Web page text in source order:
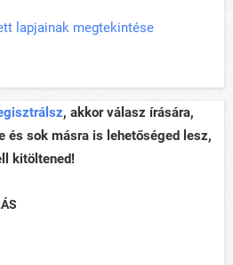
lapjainak megtekintése
, akkor válasz írására,
és sok másra is lehetőséged lesz,
kitöltened!